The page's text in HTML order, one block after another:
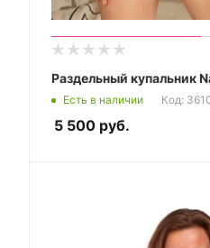
Раздельный купальник
Есть в наличии Код:
5 500 руб.